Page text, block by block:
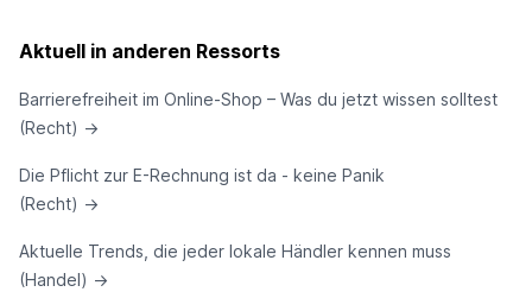
Aktuell in anderen Ressorts
Barrierefreiheit im Online-Shop – Was du jetzt wissen solltest
(Recht) →
Die Pflicht zur E-Rechnung ist da - keine Panik
(Recht) →
Aktuelle Trends, die jeder lokale Händler kennen muss
(Handel) →